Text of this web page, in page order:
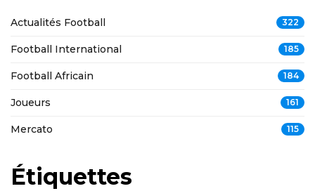
Actualités Football 322
Football International 185
Football Africain 184
Joueurs 161
Mercato 115
Étiquettes